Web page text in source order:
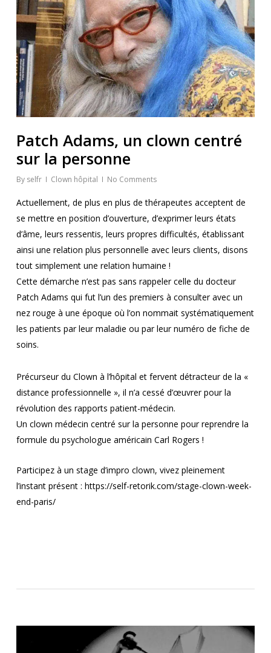
Patch Adams, un clown centré
sur la personne
By selfr Clown hôpital No Comments
Actuellement, de plus en plus de thérapeutes acceptent de
se mettre en position d’ouverture, d’exprimer leurs états
d’âme, leurs ressentis, leurs propres difficultés, établissant
ainsi une relation plus personnelle avec leurs clients, disons
tout simplement une relation humaine !
Cette démarche n’est pas sans rappeler celle du docteur
Patch Adams qui fut l’un des premiers à consulter avec un
nez rouge à une époque où l’on nommait systématiquement
les patients par leur maladie ou par leur numéro de fiche de
soins.
Précurseur du Clown à l’hôpital et fervent détracteur de la «
distance professionnelle », il n’a cessé d’œuvrer pour la
révolution des rapports patient-médecin.
Un clown médecin centré sur la personne pour reprendre la
formule du psychologue américain Carl Rogers !
Participez à un stage d’impro clown, vivez pleinement
l’instant présent : https://self-retorik.com/stage-clown-week-
end-paris/